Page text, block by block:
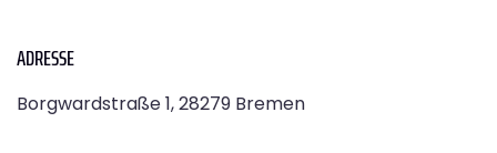
ADRESSE
Borgwardstraße 1, 28279 Bremen